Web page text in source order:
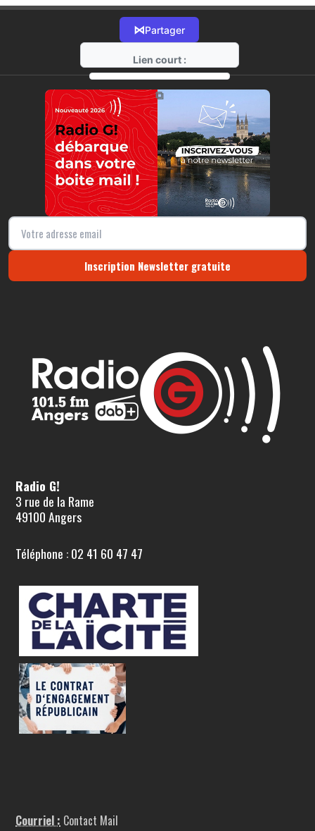
⋈Partager
Lien court :
https://radio-g.fr?20550
⧉
Inscription Newsletter gratuite
Radio G!
3 rue de la Rame
49100 Angers
Téléphone : 02 41 60 47 47
Courriel : Contact Mail